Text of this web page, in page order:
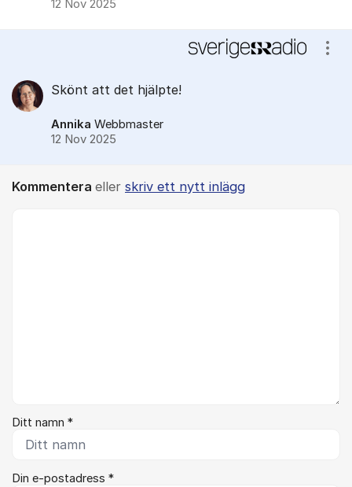
12 Nov 2025
Skönt att det hjälpte!
Annika Webbmaster
12 Nov 2025
Kommentera eller skriv ett nytt inlägg
Ditt namn *
Din e-postadress *